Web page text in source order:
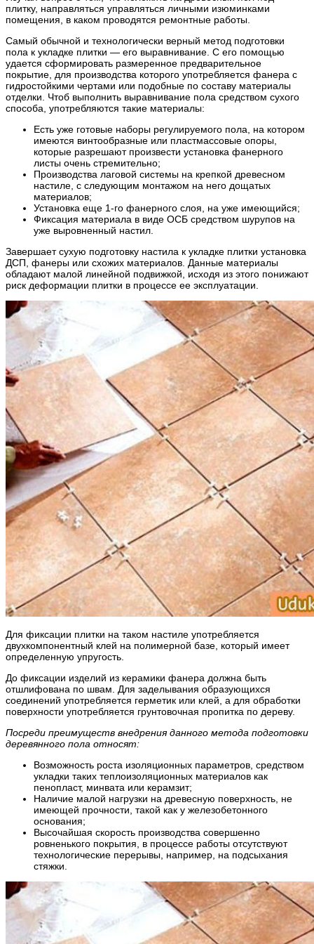
плитку, направляться управляться личными изюминками
помещения, в каком проводятся ремонтные работы.
Самый обычной и технологически верный метод подготовки
пола к укладке плитки — его выравнивание. С его помощью
удается сформировать размеренное предварительное
покрытие, для производства которого употребляется фанера с
гидростойкими чертами или подобные по составу материалы
отделки. Чтоб выполнить выравнивание пола средством сухого
способа, употребляются такие материалы:
Есть уже готовые наборы регулируемого пола, на котором
имеются винтообразные или пластмассовые опоры,
которые разрешают произвести установка фанерного
листы очень стремительно;
Производства лаговой системы на крепкой древесном
настиле, с следующим монтажом на него дощатых
материалов;
Установка еще 1-го фанерного слоя, на уже имеющийся;
Фиксация материала в виде ОСБ средством шурупов на
уже выровненный настил.
Завершает сухую подготовку настила к укладке плитки установка
ДСП, фанеры или схожих материалов. Данные материалы
обладают малой линейной подвижкой, исходя из этого понижают
риск деформации плитки в процессе ее эксплуатации.
Для фиксации плитки на таком настиле употребляется
двухкомпонентный клей на полимерной базе, который имеет
определенную упругость.
До фиксации изделий из керамики фанера должна быть
отшлифована по швам. Для заделывания образующихся
соединений употребляется герметик или клей, а для обработки
поверхности употребляется грунтовочная пропитка по дереву.
Посреди преимуществ внедрения данного метода подготовки
деревянного пола относят:
Возможность роста изоляционных параметров, средством
укладки таких теплоизоляционных материалов как
пенопласт, минвата или керамзит;
Наличие малой нагрузки на древесную поверхность, не
имеющей прочности, такой как у железобетонного
основания;
Высочайшая скорость производства совершенно
ровненького покрытия, в процессе работы отсутствуют
технологические перерывы, например, на подсыхания
стяжки.